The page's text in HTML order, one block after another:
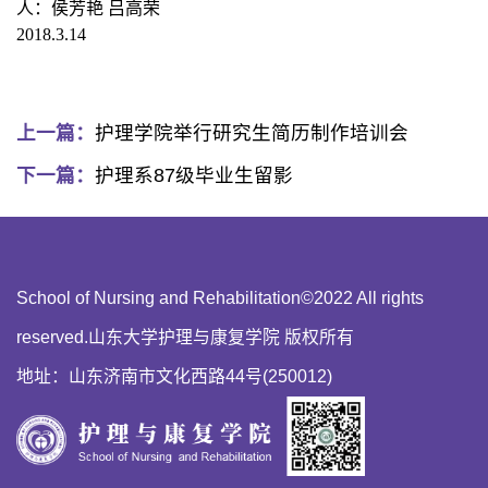
人：侯芳艳 吕高荣
2018.3.14
上一篇： 护理学院举行研究生简历制作培训会
下一篇： 护理系87级毕业生留影
School of Nursing and Rehabilitation©2022 All rights
reserved.山东大学护理与康复学院 版权所有
地址：山东济南市文化西路44号(250012)